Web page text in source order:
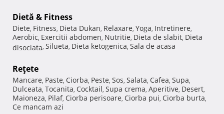
Dietă & Fitness
Diete, Fitness, Dieta Dukan, Relaxare, Yoga, Intretinere,
Aerobic, Exercitii abdomen, Nutritie, Dieta de slabit, Dieta
disociata, Silueta, Dieta ketogenica, Sala de acasa
Reţete
Mancare, Paste, Ciorba, Peste, Sos, Salata, Cafea, Supa,
Dulceata, Tocanita, Cocktail, Supa crema, Aperitive, Desert,
Maioneza, Pilaf, Ciorba perisoare, Ciorba pui, Ciorba burta,
Ce mancam azi